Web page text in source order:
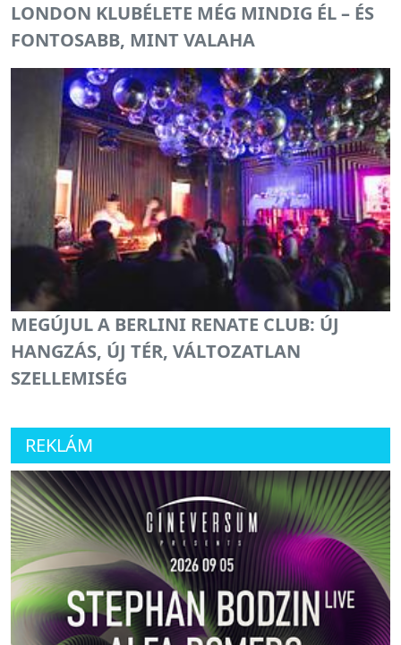
LONDON KLUBÉLETE MÉG MINDIG ÉL – ÉS
FONTOSABB, MINT VALAHA
MEGÚJUL A BERLINI RENATE CLUB: ÚJ
HANGZÁS, ÚJ TÉR, VÁLTOZATLAN
SZELLEMISÉG
REKLÁM